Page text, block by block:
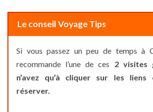
Le conseil Voyage Tips
Si vous passez un peu de temps à
recommande l’une de ces 2 visites
n’avez qu’à cliquer sur les liens
réserver.